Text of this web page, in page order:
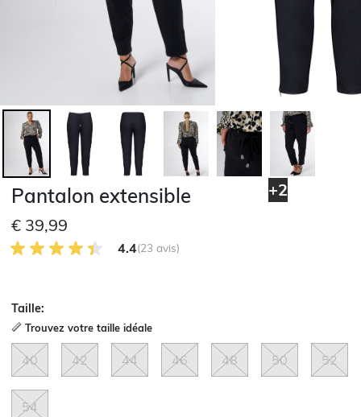
+2
Pantalon extensible
€ 39,99
4.4 sur 5 avis des clients
4.4(23 avis)
Taille:
Trouvez votre taille idéale
40 42 44 46 48 50 52
54